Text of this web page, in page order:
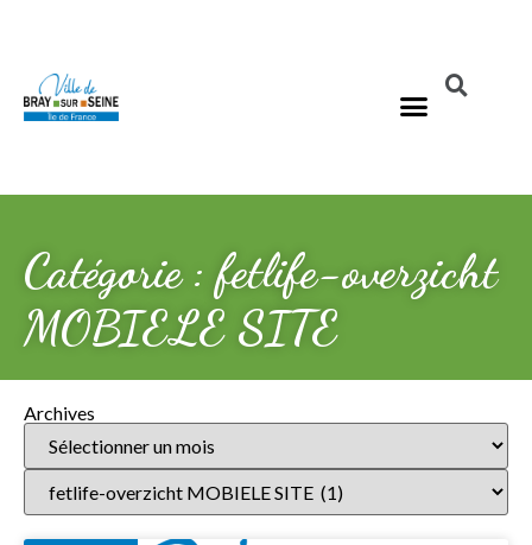
Catégorie : fetlife-overzicht
MOBIELE SITE
Archives